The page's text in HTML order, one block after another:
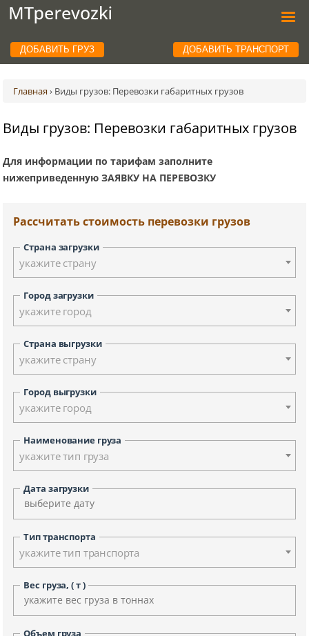
ДОБАВИТЬ ГРУЗ ДОБАВИТЬ ТРАНСПОРТ
Главная › Виды грузов: Перевозки габаритных грузов
Виды грузов: Перевозки габаритных грузов
Для информации по тарифам заполните
нижеприведенную ЗАЯВКУ НА ПЕРЕВОЗКУ
Рассчитать стоимость перевозки грузов
Страна загрузки
укажите страну
Город загрузки
укажите город
Страна выгрузки
укажите страну
Город выгрузки
укажите город
Наименование груза
укажите тип груза
Дата загрузки
Тип транспорта
укажите тип транспорта
Вес груза, ( т )
Объем груза